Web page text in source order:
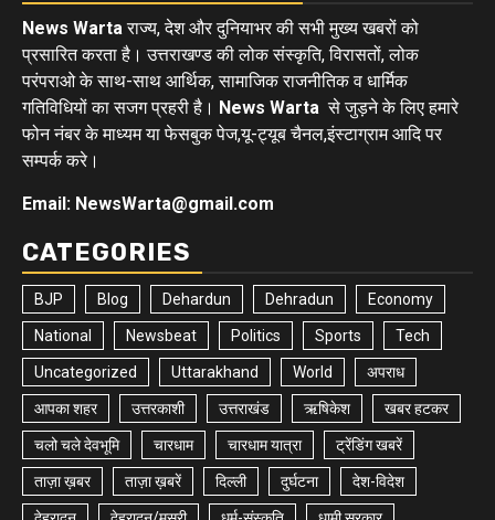
News Wartaराज्य, देश और दुनियाभर की सभी मुख्य खबरों को
प्रसारित करता है। उत्तराखण्ड की लोक संस्कृति, विरासतों, लोक
परंपराओ के साथ-साथ आर्थिक, सामाजिक राजनीतिक व धार्मिक
गतिविधियों का सजग प्रहरी है। News Warta से जुड़ने के लिए हमारे
फोन नंबर के माध्यम या फेसबुक पेज,यू-ट्यूब चैनल,इंस्टाग्राम आदि पर
सम्पर्क करे।
Email: NewsWarta@gmail.com
CATEGORIES
BJP Blog Dehardun Dehradun Economy
National Newsbeat Politics Sports Tech
Uncategorized Uttarakhand World अपराध
आपका शहर उत्तरकाशी उत्तराखंड ऋषिकेश खबर हटकर
चलो चले देवभूमि चारधाम चारधाम यात्रा ट्रेंडिंग खबरें
ताज़ा ख़बर ताज़ा ख़बरें दिल्ली दुर्घटना देश-विदेश